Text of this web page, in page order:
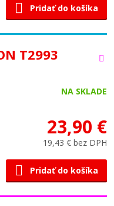
Pridať do košíka
T2993
NA SKLADE
23,90 €
19,43 € bez DPH
Pridať do košíka